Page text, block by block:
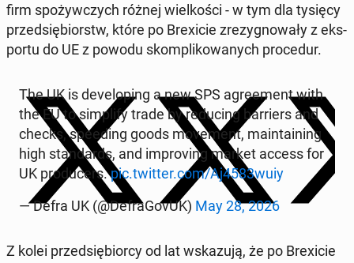
firm spo­żyw­czych różnej wiel­ko­ści - w tym dla tysięcy
przed­się­biorstw, które po Bre­xi­cie zre­zy­gno­wa­ły z eks­
por­tu do UE z powodu skom­pli­ko­wa­nych pro­ce­dur.
The UK is de­ve­lo­ping a new SPS agre­ement with
the EU to sim­pli­fy trade by re­du­cing bar­riers and
checks, spe­eding goods mo­ve­ment, ma­in­ta­ining
high stan­dards, and im­pro­ving market access for
UK pro­du­cers.pic.twitter.com/Aj4583wuiy
— Defra UK (@De­fra­Go­vUK) May 28, 2026
Z kolei przed­się­bior­cy od lat wska­zu­ją, że po Bre­xi­cie